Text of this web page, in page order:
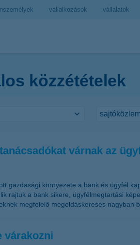
vállalkozások vállalatok
közzétételek
várnak az
gazdasági környezete a bank és ügyfél
rajtuk a bank sikere, ügyfélmegtartási
megfelelő megoldáskeresés nagyban
várakozni